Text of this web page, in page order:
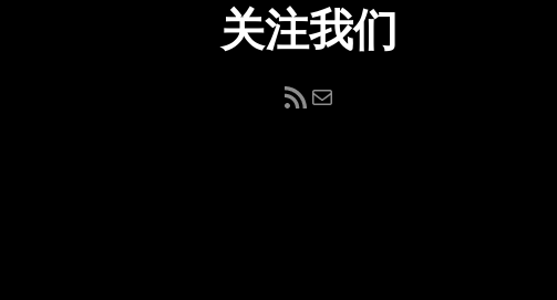
关注我们
RSS Feed
电子邮件